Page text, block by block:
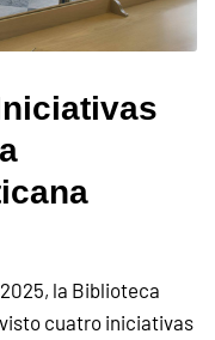
la Biblioteca
cuatro iniciativas